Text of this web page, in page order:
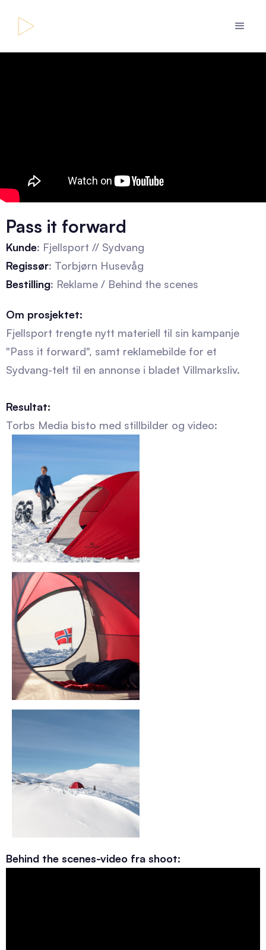
Pass it forward
Kunde: Fjellsport // Sydvang
Regissør: Torbjørn Husevåg
Bestilling: Reklame / Behind the scenes
Om prosjektet:
Fjellsport trengte nytt materiell til sin kampanje
"Pass it forward", samt reklamebilde for et
Sydvang-telt til en annonse i bladet Villmarksliv.
Resultat:
Torbs Media bisto med stillbilder og video:
Behind the scenes-video fra shoot: